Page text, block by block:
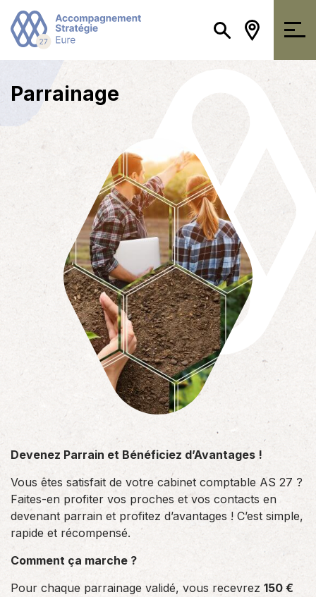
Parrainage
Devenez Parrain et Bénéficiez d’Avantages !
Vous êtes satisfait de votre cabinet comptable AS 27 ?
Faites-en profiter vos proches et vos contacts en
devenant parrain et profitez d’avantages ! C’est simple,
rapide et récompensé.
Comment ça marche ?
Pour chaque parrainage validé, vous recevrez 150 €